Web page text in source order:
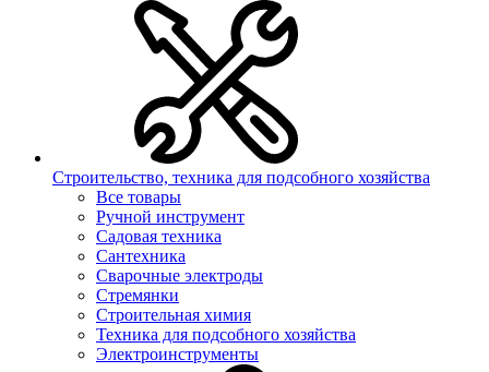
Строительство, техника для подсобного хозяйства
Все товары
Ручной инструмент
Садовая техника
Сантехника
Сварочные электроды
Стремянки
Строительная химия
Техника для подсобного хозяйства
Электроинструменты